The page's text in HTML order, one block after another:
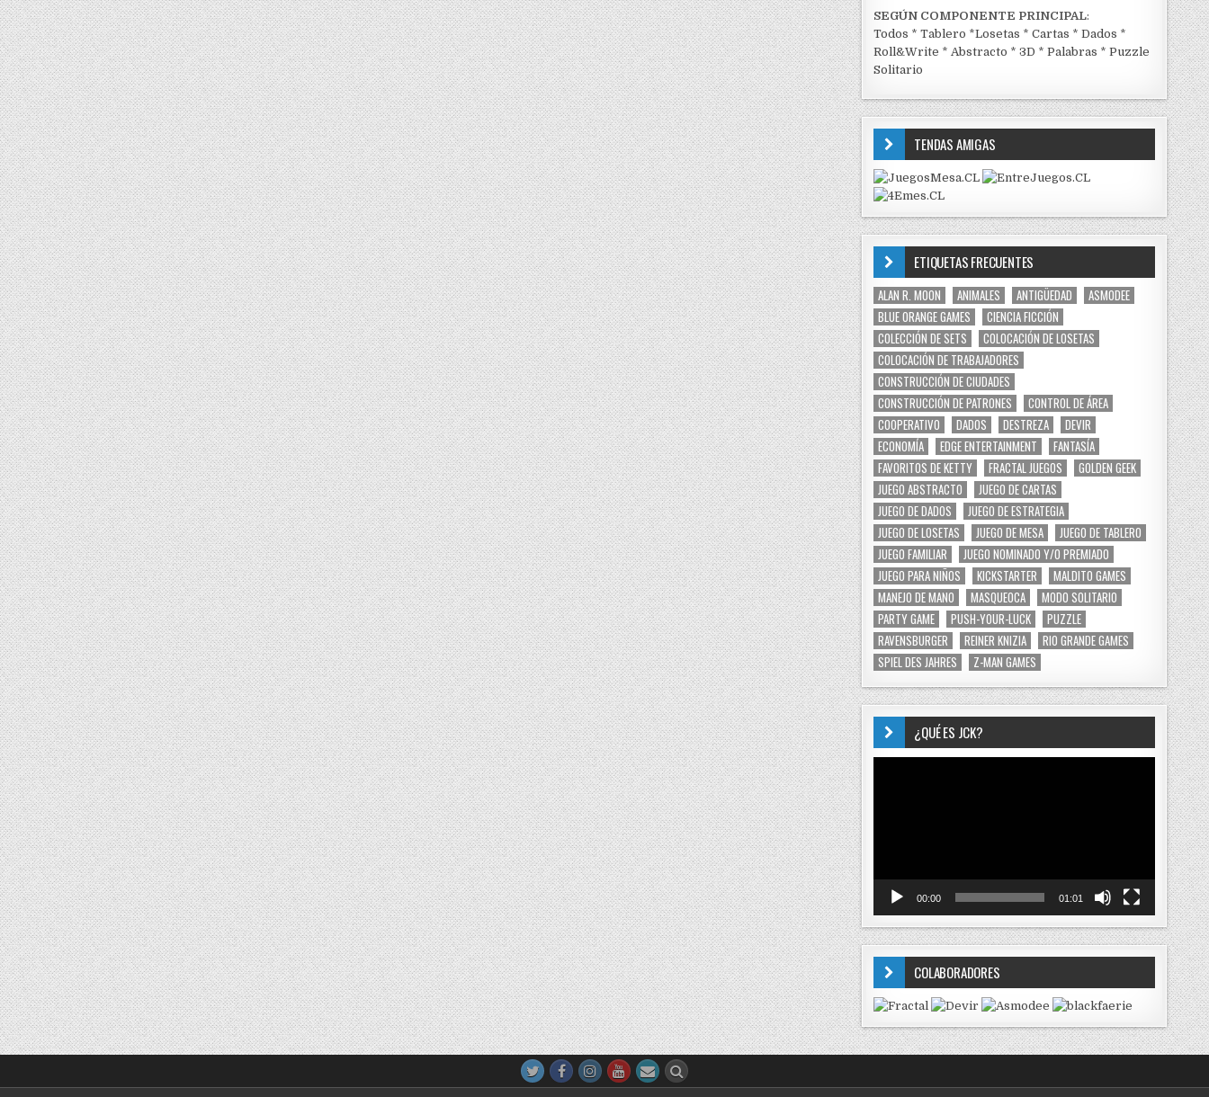
SEGÚN COMPONENTE PRINCIPAL:
Todos *Tablero *Losetas *Cartas *Dados *
Roll&Write *Abstracto *3D *Palabras *Puzzle
Solitario
TENDAS AMIGAS
ETIQUETAS FRECUENTES
ALAN R. MOON ANIMALES ANTIGÜEDAD
ASMODEE
BLUE ORANGE GAMES
CIENCIA FICCIÓN
COLECCIÓN DE SETS
COLOCACIÓN DE LOSETAS
COLOCACIÓN DE TRABAJADORES
CONSTRUCCIÓN DE CIUDADES
CONSTRUCCIÓN DE PATRONES
CONTROL DE ÁREA
COOPERATIVO
DADOS DESTREZA
DEVIR
ECONOMÍA
EDGE ENTERTAINMENT
FANTASÍA
FAVORITOS DE KETTY
FRACTAL JUEGOS
GOLDEN GEEK
JUEGO ABSTRACTO
JUEGO DE CARTAS
JUEGO DE DADOS
JUEGO DE ESTRATEGIA
JUEGO DE LOSETAS
JUEGO DE MESA
JUEGO DE TABLERO
JUEGO FAMILIAR
JUEGO NOMINADO Y/O PREMIADO
JUEGO PARA NIÑOS
KICKSTARTER
MALDITO GAMES
MANEJO DE MANO
MASQUEOCA
MODO SOLITARIO
PARTY GAME
PUSH-YOUR-LUCK
PUZZLE
RAVENSBURGER
REINER KNIZIA
RIO GRANDE GAMES
SPIEL DES JAHRES
Z-MAN GAMES
¿QUÉ ES JCK?
00:00 01:01
COLABORADORES